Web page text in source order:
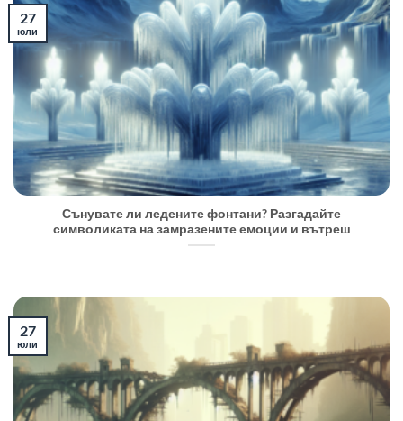
Сънувате ли ледените фонтани? Разгадайте
символиката на замразените емоции и вътреш
27
юли
27
юли